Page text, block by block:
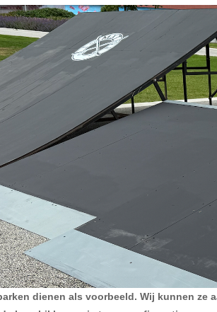
dienen als voorbeeld. Wij kunnen ze